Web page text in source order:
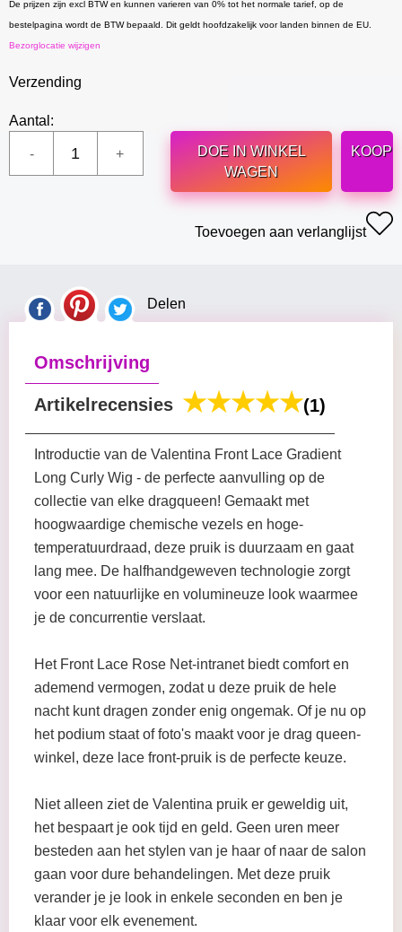
De prijzen zijn excl BTW en kunnen varieren van 0% tot het normale tarief, op de
bestelpagina wordt de BTW bepaald. Dit geldt hoofdzakelijk voor landen binnen de EU.
Bezorglocatie wijzigen
Verzending
Aantal:
DOE IN WINKEL
WAGEN
KOOP
Toevoegen aan verlanglijst
Delen
Omschrijving
Artikelrecensies (1)
Introductie van de Valentina Front Lace Gradient
Long Curly Wig - de perfecte aanvulling op de
collectie van elke dragqueen! Gemaakt met
hoogwaardige chemische vezels en hoge-
temperatuurdraad, deze pruik is duurzaam en gaat
lang mee. De halfhandgeweven technologie zorgt
voor een natuurlijke en volumineuze look waarmee
je de concurrentie verslaat.
Het Front Lace Rose Net-intranet biedt comfort en
ademend vermogen, zodat u deze pruik de hele
nacht kunt dragen zonder enig ongemak. Of je nu op
het podium staat of foto's maakt voor je drag queen-
winkel, deze lace front-pruik is de perfecte keuze.
Niet alleen ziet de Valentina pruik er geweldig uit,
het bespaart je ook tijd en geld. Geen uren meer
besteden aan het stylen van je haar of naar de salon
gaan voor dure behandelingen. Met deze pruik
verander je je look in enkele seconden en ben je
klaar voor elk evenement.